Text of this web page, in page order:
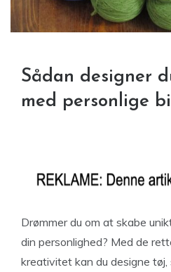
Sådan designer
med personlige
Drømmer du om at skabe
din personlighed? Med de
kreativitet kan du designe tøj,